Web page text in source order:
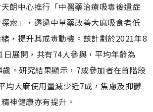
朗中心推行「中醫藥治療吸毒後遺症
索」，透過中草藥改善大麻吸食者低
，提升其戒毒動機。該計劃於2021年8
日展開，共有74人參與，平均年齡為
。研究結果顯示，7成參加者在首階段
均大麻使用量減少近7成，焦慮及抑鬱
神健康亦有提升。